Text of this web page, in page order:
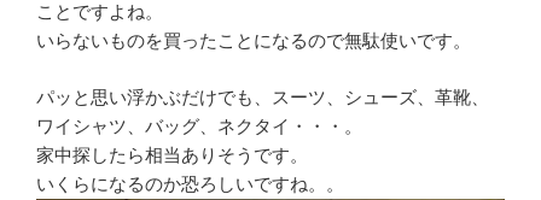
ことですよね。
いらないものを買ったことになるので無駄使いです。
パッと思い浮かぶだけでも、スーツ、シューズ、革靴、
ワイシャツ、バッグ、ネクタイ・・・。
家中探したら相当ありそうです。
いくらになるのか恐ろしいですね。。